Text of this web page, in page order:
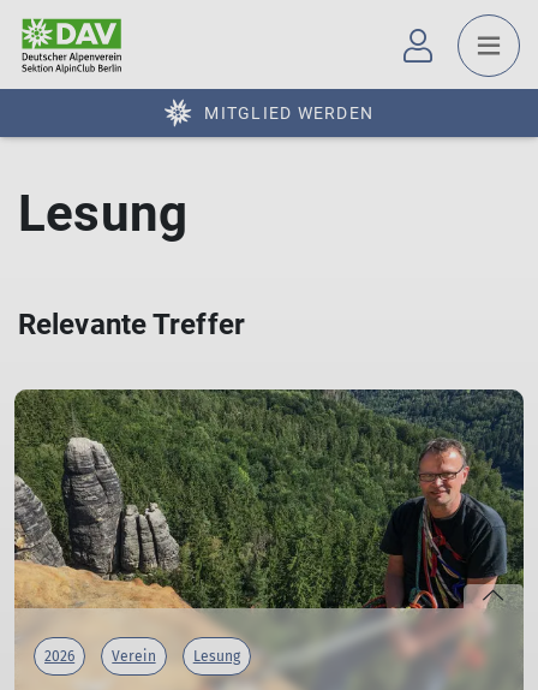
MITGLIED WERDEN
Lesung
Relevante Treffer
2026 Verein Lesung